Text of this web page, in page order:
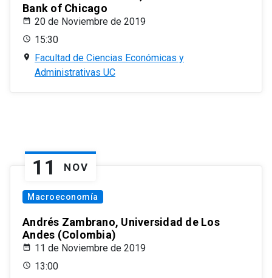
Bank of Chicago
20 de Noviembre de 2019
15:30
Facultad de Ciencias Económicas y
Administrativas UC
11 NOV
Macroeconomía
Andrés Zambrano, Universidad de Los
Andes (Colombia)
11 de Noviembre de 2019
13:00